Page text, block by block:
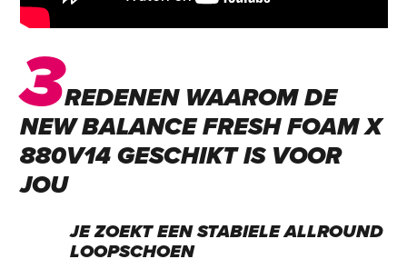
3REDENEN WAAROM DE
NEW BALANCE FRESH FOAM X
880V14 GESCHIKT IS VOOR
JOU
JE ZOEKT EEN STABIELE ALLROUND
LOOPSCHOEN